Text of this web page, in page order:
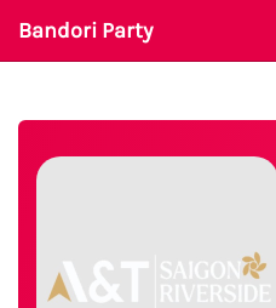
Bandori Party